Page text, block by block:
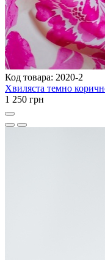
Код товара: 2020-2
Хвиляста темно
1 250 грн